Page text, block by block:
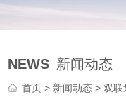
NEWS 新闻动态
首页 > 新闻动态 > 双联袋